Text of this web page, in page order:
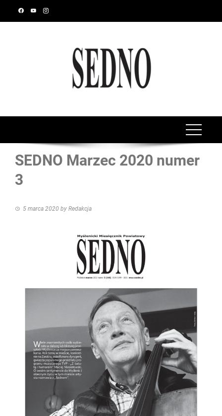
SEDNO Marzec 2020 numer
3
5 marca 2020 by Redakcja